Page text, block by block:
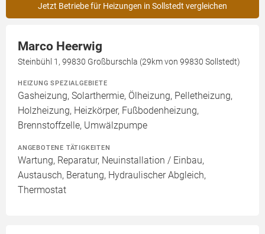
Jetzt Betriebe für Heizungen in Sollstedt vergleichen
Marco Heerwig
Steinbühl 1, 99830 Großburschla (29km von 99830 Sollstedt)
HEIZUNG SPEZIALGEBIETE
Gasheizung, Solarthermie, Ölheizung, Pelletheizung,
Holzheizung, Heizkörper, Fußbodenheizung,
Brennstoffzelle, Umwälzpumpe
ANGEBOTENE TÄTIGKEITEN
Wartung, Reparatur, Neuinstallation / Einbau,
Austausch, Beratung, Hydraulischer Abgleich,
Thermostat